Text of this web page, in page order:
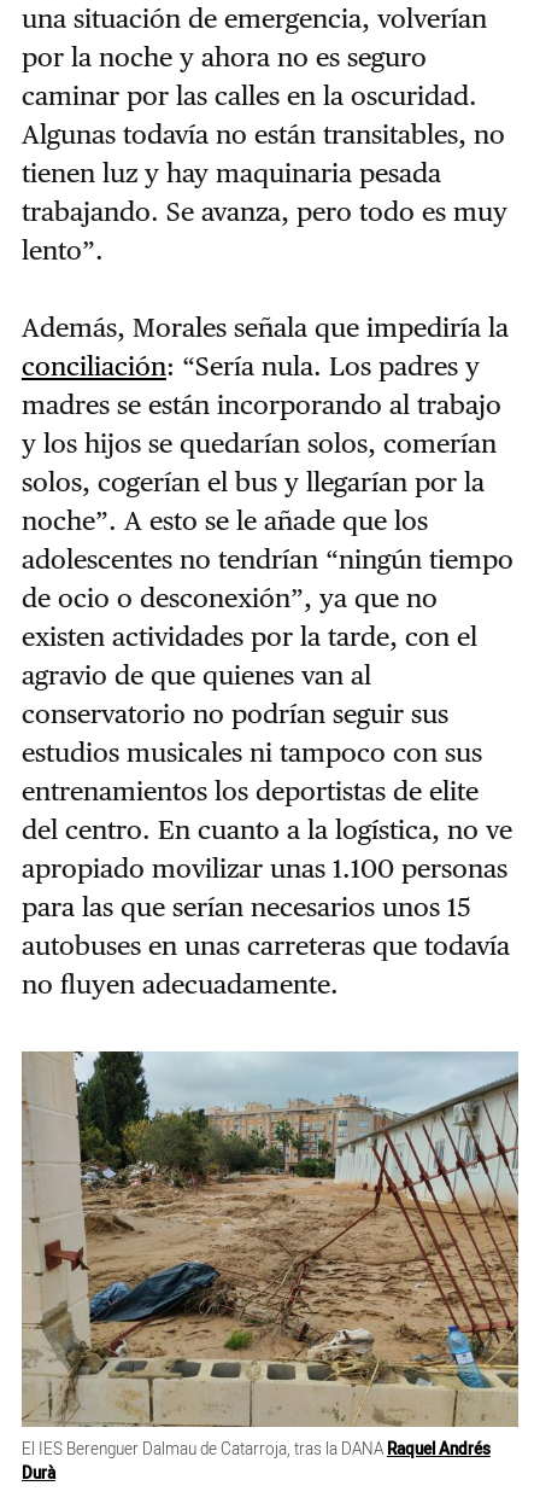
una situación de emergencia, volverían
por la noche y ahora no es seguro
caminar por las calles en la oscuridad.
Algunas todavía no están transitables, no
tienen luz y hay maquinaria pesada
trabajando. Se avanza, pero todo es muy
lento”.
Además, Morales señala que impediría la
conciliación: “Sería nula. Los padres y
madres se están incorporando al trabajo
y los hijos se quedarían solos, comerían
solos, cogerían el bus y llegarían por la
noche”. A esto se le añade que los
adolescentes no tendrían “ningún tiempo
de ocio o desconexión”, ya que no
existen actividades por la tarde, con el
agravio de que quienes van al
conservatorio no podrían seguir sus
estudios musicales ni tampoco con sus
entrenamientos los deportistas de elite
del centro. En cuanto a la logística, no ve
apropiado movilizar unas 1.100 personas
para las que serían necesarios unos 15
autobuses en unas carreteras que todavía
no fluyen adecuadamente.
El IES Berenguer Dalmau de Catarroja, tras la DANARaquel Andrés
Durà